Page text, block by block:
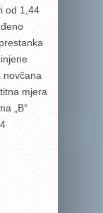
od 1,44
novčana
mjera
„B“